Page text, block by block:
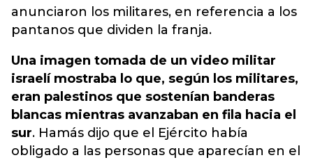
anunciaron los militares, en referencia a los
pantanos que dividen la franja.
Una imagen tomada de un video militar
israelí mostraba lo que, según los militares,
eran palestinos que sostenían banderas
blancas mientras avanzaban en fila hacia el
sur. Hamás dijo que el Ejército había
obligado a las personas que aparecían en el